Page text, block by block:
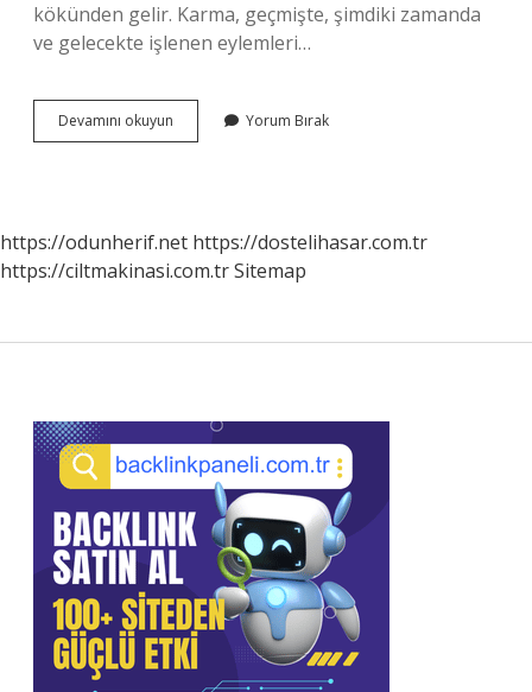
kökünden gelir. Karma, geçmişte, şimdiki zamanda
ve gelecekte işlenen eylemleri…
Devamını okuyun
Yasaları
Yorum Bırak
https://odunherif.net https://dostelihasar.com.tr
https://ciltmakinasi.com.trSitemap
Sidebar